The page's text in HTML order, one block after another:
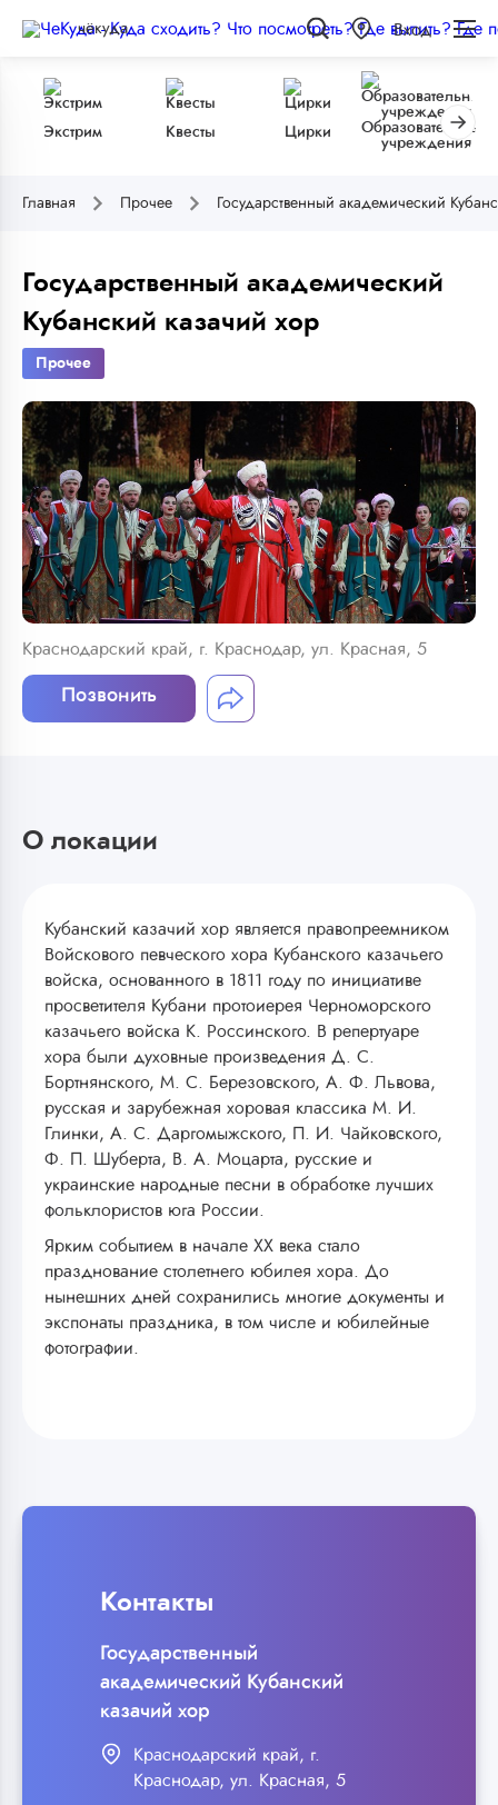
чёкуда Вход
Экстрим Квесты Цирки
Образовательные
учреждения
Главная Прочее Государственный академический
Государственный академический
Кубанский казачий хор
Прочее
Краснодарский край, г. Краснодар, ул. Красная, 5
Позвонить
О локации
Кубанский казачий хор является правопреемником
Войскового певческого хора Кубанского казачьего
войска, основанного в 1811 году по инициативе
просветителя Кубани протоиерея Черноморского
казачьего войска К. Россинского. В репертуаре
хора были духовные произведения Д. С.
Бортнянского, М. С. Березовского, А. Ф. Львова,
русская и зарубежная хоровая классика М. И.
Глинки, А. С. Даргомыжского, П. И. Чайковского,
Ф. П. Шуберта, В. А. Моцарта, русские и
украинские народные песни в обработке лучших
фольклористов юга России.
Ярким событием в начале XX века стало
празднование столетнего юбилея хора. До
нынешних дней сохранились многие документы и
экспонаты праздника, в том числе и юбилейные
фотографии.
Контакты
Государственный
академический Кубанский
казачий хор
Краснодарский край, г.
Краснодар, ул. Красная, 5